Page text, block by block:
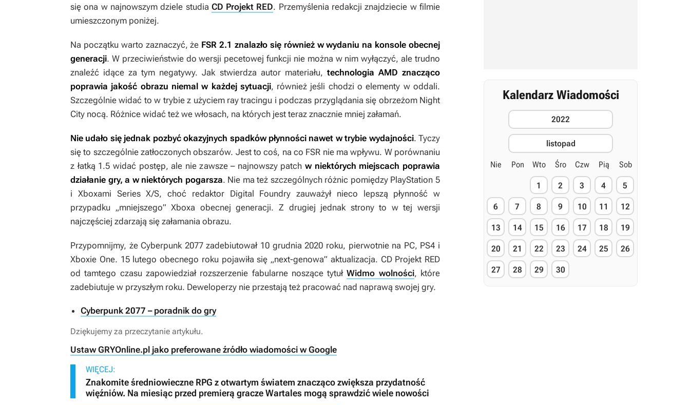
się ona w najnowszym dziele studia CD Projekt RED. Przemyślenia redakcji znajdziecie w filmie
umieszczonym poniżej.
Na początku warto zaznaczyć, że FSR 2.1 znalazło się również w wydaniu na konsole obecnej
generacji. W przeciwieństwie do wersji pecetowej funkcji nie można w nim wyłączyć, ale trudno
znaleźć idące za tym negatywy. Jak stwierdza autor materiału, technologia AMD znacząco
poprawia jakość obrazu niemal w każdej sytuacji, również jeśli chodzi o elementy w oddali.
Szczególnie widać to w trybie z użyciem ray tracingu i podczas przyglądania się obrzeżom Night
City nocą. Różnice widać też we włosach, na których jest teraz znacznie mniej załamań.
Nie udało się jednak pozbyć okazyjnych spadków płynności nawet w trybie wydajności. Tyczy
się to szczególnie zatłoczonych obszarów. Jest to coś, na co FSR nie ma wpływu. W porównaniu
z łatką 1.5 widać postęp, ale nie zawsze – najnowszy patchw niektórych miejscach poprawia
działanie gry, a w niektórych pogarsza. Nie ma też szczególnych różnic pomiędzy PlayStation 5
i Xboxami Series X/S, choć redaktor Digital Foundry zauważył nieco lepszą płynność w
przypadku „mniejszego” Xboxa obecnej generacji. Z drugiej jednak strony to w tej wersji
najczęściej zdarzają się załamania obrazu.
Przypomnijmy, że Cyberpunk 2077zadebiutował 10 grudnia 2020 roku, pierwotnie na PC, PS4 i
Xboxie One. 15 lutego obecnego roku pojawiła się „next-genowa” aktualizacja. CD Projekt RED
od tamtego czasu zapowiedział rozszerzenie fabularne noszące tytułWidmo wolności, które
zadebiutuje w przyszłym roku. Deweloperzy nie przestają też pracować nad naprawą swojej gry.
Cyberpunk 2077 – poradnik do gry
Dziękujemy za przeczytanie artykułu.
Ustaw GRYOnline.pl jako preferowane źródło wiadomości w Google
WIĘCEJ:
Znakomite średniowieczne RPG z otwartym światem znacząco zwiększa przydatność
więźniów. Na miesiąc przed premierą gracze Wartales mogą sprawdzić wiele nowości
Kalendarz Wiadomości
2022
listopad
Nie Pon Wto Śro Czw Pią Sob
1 2 3 4 5
6 7 8 9 10 11 12
13 14 15 16 17 18 19
20 21 22 23 24 25 26
27 28 29 30